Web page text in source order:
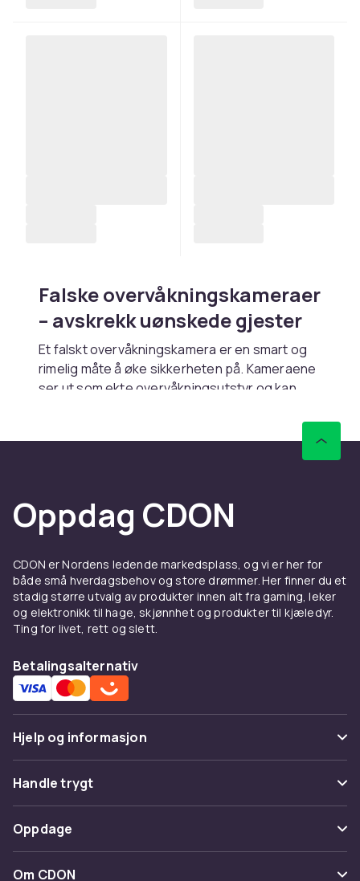
Falske overvåkningskameraer
– avskrekk uønskede gjester
Et falskt overvåkningskamera er en smart og
rimelig måte å øke sikkerheten på. Kameraene
ser ut som ekte overvåkningsutstyr og kan
sikkerhetslamper
for enda bedre virkning.
vedlikeholde
De fleste modeller trenger verken strøm eller
du ute etter ekte overvåkning, se våre
sikkerhetsmonitorer og videokameraer. Alle
produkter leveres raskt med trygge kjøp fra
CDON.
Oppdag CDON
CDON er Nordens ledende markedsplass, og vi er her for
både små hverdagsbehov og store drømmer. Her finner du et
stadig større utvalg av produkter innen alt fra gaming, leker
og elektronikk til hage, skjønnhet og produkter til kjæledyr.
Ting for livet, rett og slett.
Betalingsalternativ
Hjelp og informasjon
Vanlige spørsmål
Spor pakke
Angre & returner her
Kontakt oss
Handle trygt
Betaling
Levering
Oppdage
Kategorier
Om CDON